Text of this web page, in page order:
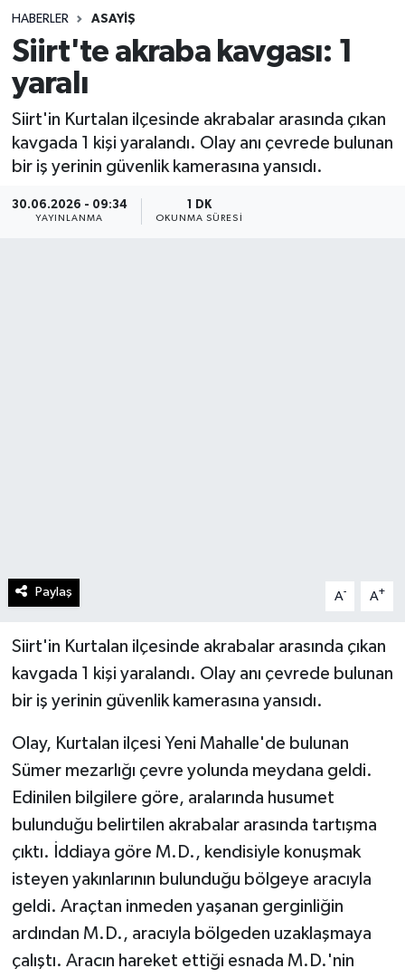
HABERLER ASAYIŞ
Siirt'te akraba kavgası: 1
yaralı
Siirt'in Kurtalan ilçesinde akrabalar arasında çıkan
kavgada 1 kişi yaralandı. Olay anı çevrede bulunan
bir iş yerinin güvenlik kamerasına yansıdı.
30.06.2026 - 09:34
YAYINLANMA
1 DK
OKUNMA SÜRESI
Paylaş A- A+
Siirt'in Kurtalan ilçesinde akrabalar arasında çıkan
kavgada 1 kişi yaralandı. Olay anı çevrede bulunan
bir iş yerinin güvenlik kamerasına yansıdı.
Olay, Kurtalan ilçesi Yeni Mahalle'de bulunan
Sümer mezarlığı çevre yolunda meydana geldi.
Edinilen bilgilere göre, aralarında husumet
bulunduğu belirtilen akrabalar arasında tartışma
çıktı. İddiaya göre M.D., kendisiyle konuşmak
isteyen yakınlarının bulunduğu bölgeye aracıyla
geldi. Araçtan inmeden yaşanan gerginliğin
ardından M.D., aracıyla bölgeden uzaklaşmaya
çalıştı. Aracın hareket ettiği esnada M.D.'nin
Spor
Teknoloji
Yaşam